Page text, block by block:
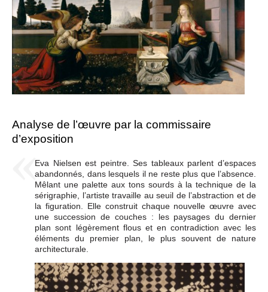
Analyse de l’œuvre par la commissaire
d’exposition
Eva Nielsen est peintre. Ses tableaux parlent d’espaces
abandonnés, dans lesquels il ne reste plus que l’absence.
Mêlant une palette aux tons sourds à la technique de la
sérigraphie, l’artiste travaille au seuil de l’abstraction et de
la figuration. Elle construit chaque nouvelle œuvre avec
une succession de couches : les paysages du dernier
plan sont légèrement flous et en contradiction avec les
éléments du premier plan, le plus souvent de nature
architecturale.